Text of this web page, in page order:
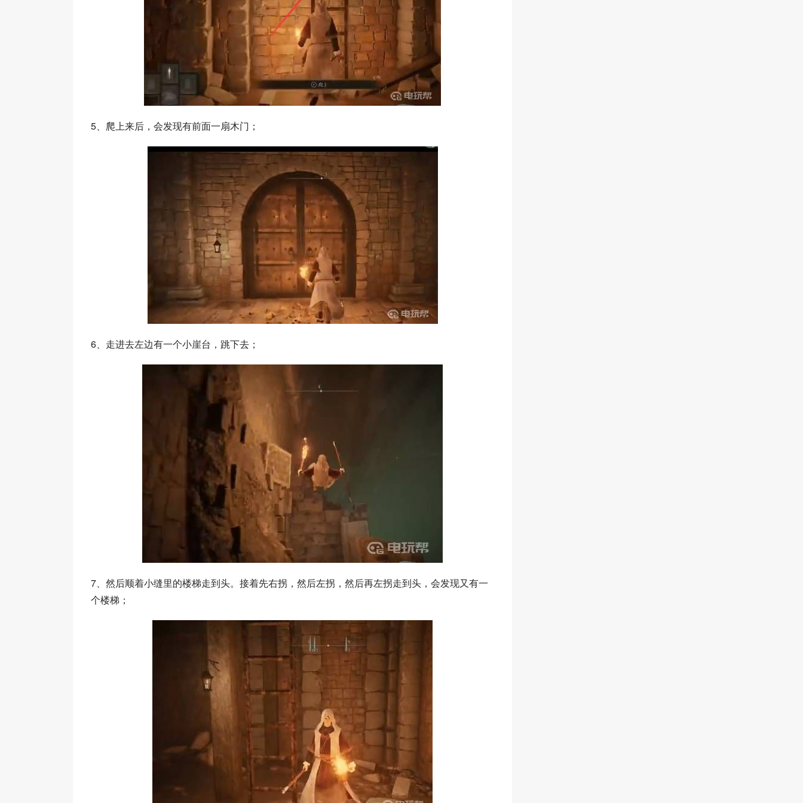
5、爬上来后，会发现有前面一扇木门；
6、走进去左边有一个小崖台，跳下去；
7、然后顺着小缝里的楼梯走到头。接着先右拐，然后左拐，然后再左拐走到头，会发现又有一
个楼梯；